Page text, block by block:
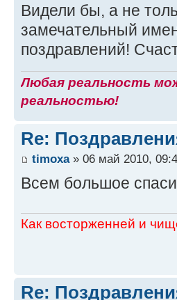
Видели бы, а не
замечательный
поздравлений!
Любая реальность
реальностью!
Re:
timoxa» 06 май 2010,
Всем большое
Как восторженней и
Re: